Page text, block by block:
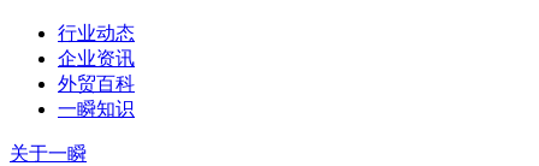
行业动态
企业资讯
外贸百科
一瞬知识
关于一瞬